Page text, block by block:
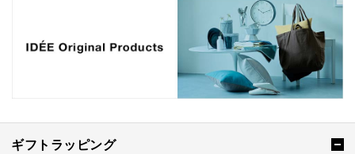
ギフトラッピング